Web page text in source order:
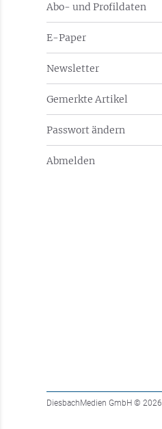
Abo- und Profildaten
E-Paper
Newsletter
Gemerkte Artikel
Passwort ändern
Abmelden
DiesbachMedien GmbH © 2026